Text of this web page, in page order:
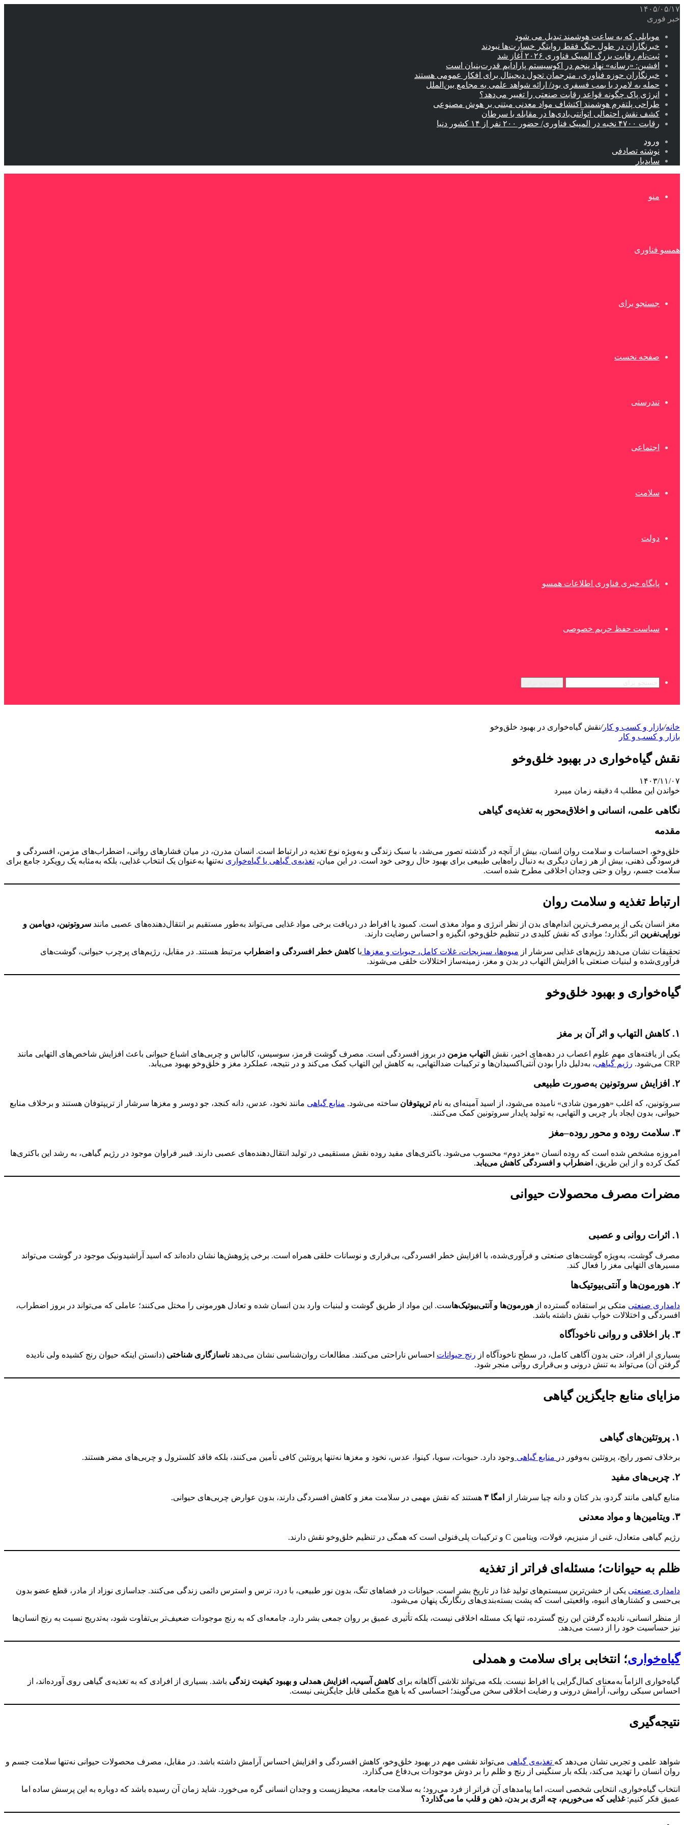
۱۴۰۵/۰۵/۱۷
خبر فوری
موبایلی که به ساعت هوشمند تبدیل می شود
خبرنگاران در طول جنگ فقط روایتگر خسارت‌ها نبودند
ثبت‌نام رقابت بزرگ المپیک فناوری ۲۰۲۶ آغاز شد
افشین: «رسانه» نهاد پنجم در اکوسیستم پارادایم قدرت‌بنیان است
خبرنگاران حوزه فناوری، مترجمان تحول دیجیتال برای افکار عمومی هستند
حمله به لامرد با بمب فسفری بود/ ارائه شواهد علمی به مجامع بین‌الملل
انرژی پاک چگونه قواعد رقابت صنعتی را تغییر می‌دهد؟
طراحی پلتفرم هوشمند اکتشاف مواد معدنی مبتنی بر هوش مصنوعی
کشف نقش احتمالی اتوآنتی‌بادی‌ها در مقابله با سرطان
رقابت ۴۷۰۰ نخبه در المپیک فناوری/ حضور ۲۰۰ نفر از ۱۴ کشور دنیا
ورود
نوشته تصادفی
سایدبار
منو
همسو فناوری
جستجو برای
صفحه نخست
تندرستی
اجتماعی
سلامت
دولت
پایگاه خبری فناوری اطلاعات همسو
سیاست حفظ حریم خصوصی
خانه/بازار و کسب و کار/نقش گیاه‌خواری در بهبود خلق‌وخو
بازار و کسب و کار
نقش گیاه‌خواری در بهبود خلق‌وخو
۱۴۰۳/۱۱/۰۷
خواندن این مطلب 4 دقیقه زمان میبرد
نگاهی علمی، انسانی و اخلاق‌محور به تغذیه‌ی گیاهی
مقدمه
خلق‌وخو، احساسات و سلامت روان انسان، بیش از آنچه در گذشته تصور می‌شد، با سبک زندگی و به‌ویژه نوع تغذیه در ارتباط است. انسان مدرن، در میان فشارهای روانی، اضطراب‌های مزمن، افسردگی و
فرسودگی ذهنی، بیش از هر زمان دیگری به دنبال راه‌هایی طبیعی برای بهبود حال روحی خود است. در این میان، تغذیه‌ی گیاهی یا گیاه‌خواری نه‌تنها به‌عنوان یک انتخاب غذایی، بلکه به‌مثابه یک رویکرد جامع برای
سلامت جسم، روان و حتی وجدان اخلاقی مطرح شده است.
ارتباط تغذیه و سلامت روان
مغز انسان یکی از پرمصرف‌ترین اندام‌های بدن از نظر انرژی و مواد مغذی است. کمبود یا افراط در دریافت برخی مواد غذایی می‌تواند به‌طور مستقیم بر انتقال‌دهنده‌های عصبی مانند سروتونین، دوپامین و
نوراپی‌نفرین اثر بگذارد؛ موادی که نقش کلیدی در تنظیم خلق‌وخو، انگیزه و احساس رضایت دارند.
تحقیقات نشان می‌دهد رژیم‌های غذایی سرشار از میوه‌ها، سبزیجات، غلات کامل، حبوبات و مغزها باکاهش خطر افسردگی و اضطراب مرتبط هستند. در مقابل، رژیم‌های پرچرب حیوانی، گوشت‌های
فرآوری‌شده و لبنیات صنعتی با افزایش التهاب در بدن و مغز، زمینه‌ساز اختلالات خلقی می‌شوند.
گیاه‌خواری و بهبود خلق‌وخو
۱. کاهش التهاب و اثر آن بر مغز
یکی از یافته‌های مهم علوم اعصاب در دهه‌های اخیر، نقش التهاب مزمن در بروز افسردگی است. مصرف گوشت قرمز، سوسیس، کالباس و چربی‌های اشباع حیوانی باعث افزایش شاخص‌های التهابی مانند
CRP می‌شود.
رژیم گیاهی، به‌دلیل دارا بودن آنتی‌اکسیدان‌ها و ترکیبات ضدالتهابی، به کاهش این التهاب کمک می‌کند و در نتیجه، عملکرد مغز و خلق‌وخو بهبود می‌یابد.
۲. افزایش سروتونین به‌صورت طبیعی
سروتونین، که اغلب «هورمون شادی» نامیده می‌شود، از اسید آمینه‌ای به نامتریپتوفان ساخته می‌شود. منابع گیاهی مانند نخود، عدس، دانه کنجد، جو دوسر و مغزها سرشار از تریپتوفان هستند و برخلاف منابع
حیوانی، بدون ایجاد بار چربی و التهابی، به تولید پایدار سروتونین کمک می‌کنند.
۳. سلامت روده و محور روده–مغز
امروزه مشخص شده است که روده انسان «مغز دوم» محسوب می‌شود. باکتری‌های مفید روده نقش مستقیمی در تولید انتقال‌دهنده‌های عصبی دارند. فیبر فراوان موجود در رژیم گیاهی، به رشد این باکتری‌ها
کمک کرده و از این طریق، اضطراب و افسردگی کاهش می‌یابد.
مضرات مصرف محصولات حیوانی
۱. اثرات روانی و عصبی
مصرف گوشت، به‌ویژه گوشت‌های صنعتی و فرآوری‌شده، با افزایش خطر افسردگی، بی‌قراری و نوسانات خلقی همراه است. برخی پژوهش‌ها نشان داده‌اند که اسید آراشیدونیک موجود در گوشت می‌تواند
مسیرهای التهابی مغز را فعال کند.
۲. هورمون‌ها و آنتی‌بیوتیک‌ها
دامداری صنعتی متکی بر استفاده گسترده از هورمون‌ها و آنتی‌بیوتیک‌هاست. این مواد از طریق گوشت و لبنیات وارد بدن انسان شده و تعادل هورمونی را مختل می‌کنند؛ عاملی که می‌تواند در بروز اضطراب،
افسردگی و اختلالات خواب نقش داشته باشد.
۳. بار اخلاقی و روانی ناخودآگاه
بسیاری از افراد، حتی بدون آگاهی کامل، در سطح ناخودآگاه از رنج حیوانات احساس ناراحتی می‌کنند. مطالعات روان‌شناسی نشان می‌دهد ناسازگاری شناختی (دانستن اینکه حیوان رنج کشیده ولی نادیده
گرفتن آن) می‌تواند به تنش درونی و بی‌قراری روانی منجر شود.
مزایای منابع جایگزین گیاهی
۱. پروتئین‌های گیاهی
برخلاف تصور رایج، پروتئین به‌وفور در منابع گیاهی وجود دارد. حبوبات، سویا، کینوا، عدس، نخود و مغزها نه‌تنها پروتئین کافی تأمین می‌کنند، بلکه فاقد کلسترول و چربی‌های مضر هستند.
۲. چربی‌های مفید
منابع گیاهی مانند گردو، بذر کتان و دانه چیا سرشار از امگا ۳ هستند که نقش مهمی در سلامت مغز و کاهش افسردگی دارند، بدون عوارض چربی‌های حیوانی.
۳. ویتامین‌ها و مواد معدنی
رژیم گیاهی متعادل، غنی از منیزیم، فولات، ویتامین C و ترکیبات پلی‌فنولی است که همگی در تنظیم خلق‌وخو نقش دارند.
ظلم به حیوانات؛ مسئله‌ای فراتر از تغذیه
دامداری صنعتی یکی از خشن‌ترین سیستم‌های تولید غذا در تاریخ بشر است. حیوانات در فضاهای تنگ، بدون نور طبیعی، با درد، ترس و استرس دائمی زندگی می‌کنند. جداسازی نوزاد از مادر، قطع عضو بدون
بی‌حسی و کشتارهای انبوه، واقعیتی است که پشت بسته‌بندی‌های رنگارنگ پنهان می‌شود.
از منظر انسانی، نادیده گرفتن این رنج گسترده، تنها یک مسئله اخلاقی نیست، بلکه تأثیری عمیق بر روان جمعی بشر دارد. جامعه‌ای که به رنج موجودات ضعیف‌تر بی‌تفاوت شود، به‌تدریج نسبت به رنج انسان‌ها
نیز حساسیت خود را از دست می‌دهد.
گیاه‌خواری؛ انتخابی برای سلامت و همدلی
گیاه‌خواری الزاماً به‌معنای کمال‌گرایی یا افراط نیست. بلکه می‌تواند تلاشی آگاهانه برایکاهش آسیب، افزایش همدلی و بهبود کیفیت زندگی باشد. بسیاری از افرادی که به تغذیه‌ی گیاهی روی آورده‌اند، از
احساس سبکی روانی، آرامش درونی و رضایت اخلاقی سخن می‌گویند؛ احساسی که با هیچ مکملی قابل جایگزینی نیست.
نتیجه‌گیری
شواهد علمی و تجربی نشان می‌دهد که تغذیه‌ی گیاهی می‌تواند نقشی مهم در بهبود خلق‌وخو، کاهش افسردگی و افزایش احساس آرامش داشته باشد. در مقابل، مصرف محصولات حیوانی نه‌تنها سلامت جسم و
روان انسان را تهدید می‌کند، بلکه بار سنگینی از رنج و ظلم را بر دوش موجودات بی‌دفاع می‌گذارد.
انتخاب گیاه‌خواری، انتخابی شخصی است، اما پیامدهای آن فراتر از فرد می‌رود؛ به سلامت جامعه، محیط‌زیست و وجدان انسانی گره می‌خورد. شاید زمان آن رسیده باشد که دوباره به این پرسش ساده اما
عمیق فکر کنیم:غذایی که می‌خوریم، چه اثری بر بدن، ذهن و قلب ما می‌گذارد؟